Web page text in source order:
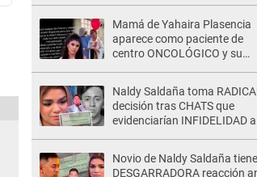
Mamá de Yahaira Plasencia
aparece como paciente de
centro ONCOLÓGICO y su
Naldy Saldaña toma
decisión tras CHATS que
evidenciarían INFIDELIDAD a
Novio de Naldy Saldaña tiene
DESGARRADORA reacción